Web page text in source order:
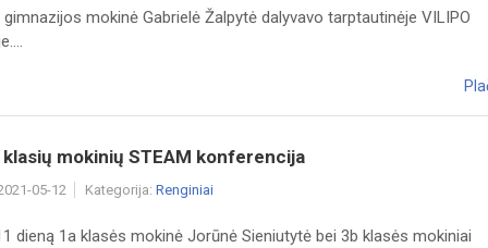
mokinė Gabrielė Žalpytė dalyvavo tarptautinėje VILIPO
mokinių STEAM konferencija
05-12 Kategorija: Renginiai
dieną 1a klasės mokinė Jorūnė Sieniutytė bei 3b klasės mokiniai